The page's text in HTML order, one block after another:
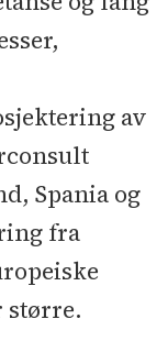
av
Spania og
fra
større.